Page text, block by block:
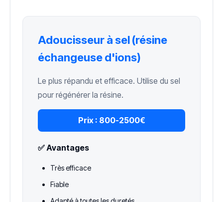
Adoucisseur à sel (résine
échangeuse d'ions)
Le plus répandu et efficace. Utilise du sel
pour régénérer la résine.
Prix : 800-2500€
✅ Avantages
Très efficace
Fiable